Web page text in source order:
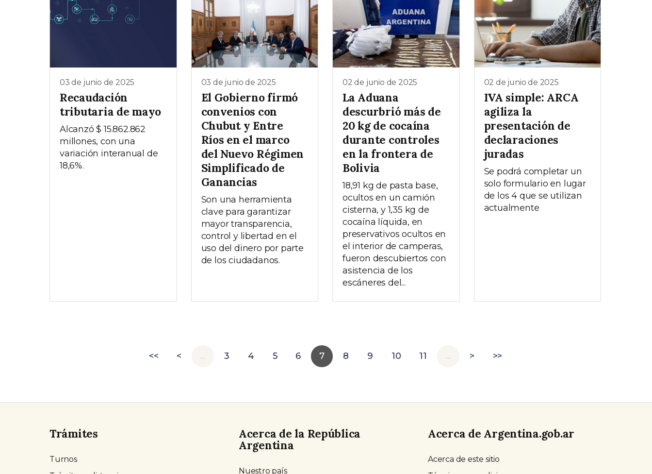
03 de junio de 2025
Recaudación
tributaria de mayo
Alcanzó $ 15.862.862
millones, con una
variación interanual de
18,6%.
03 de junio de 2025
El Gobierno firmó
convenios con
Chubut y Entre
Ríos en el marco
del Nuevo Régimen
Simplificado de
Ganancias
Son una herramienta
clave para garantizar
mayor transparencia,
control y libertad en el
uso del dinero por parte
de los ciudadanos.
02 de junio de 2025
La Aduana
descurbrió más de
20 kg de cocaína
durante controles
en la frontera de
Bolivia
18,91 kg de pasta base,
ocultos en un camión
cisterna, y 1,35 kg de
cocaína líquida, en
preservativos ocultos en
el interior de camperas,
fueron descubiertos con
asistencia de los
escáneres del...
02 de junio de 2025
IVA simple: ARCA
agiliza la
presentación de
declaraciones
juradas
Se podrá completar un
solo formulario en lugar
de los 4 que se utilizan
actualmente
<< < … 3 4 5 6 7 8 9 10 11 … > >>
Trámites
Turnos
Acerca de la República
Argentina
Nuestro país
Acerca de Argentina.gob.ar
Acerca de este sitio